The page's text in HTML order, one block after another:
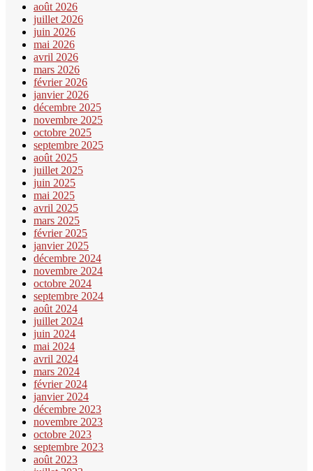
août 2026
juillet 2026
juin 2026
mai 2026
avril 2026
mars 2026
février 2026
janvier 2026
décembre 2025
novembre 2025
octobre 2025
septembre 2025
août 2025
juillet 2025
juin 2025
mai 2025
avril 2025
mars 2025
février 2025
janvier 2025
décembre 2024
novembre 2024
octobre 2024
septembre 2024
août 2024
juillet 2024
juin 2024
mai 2024
avril 2024
mars 2024
février 2024
janvier 2024
décembre 2023
novembre 2023
octobre 2023
septembre 2023
août 2023